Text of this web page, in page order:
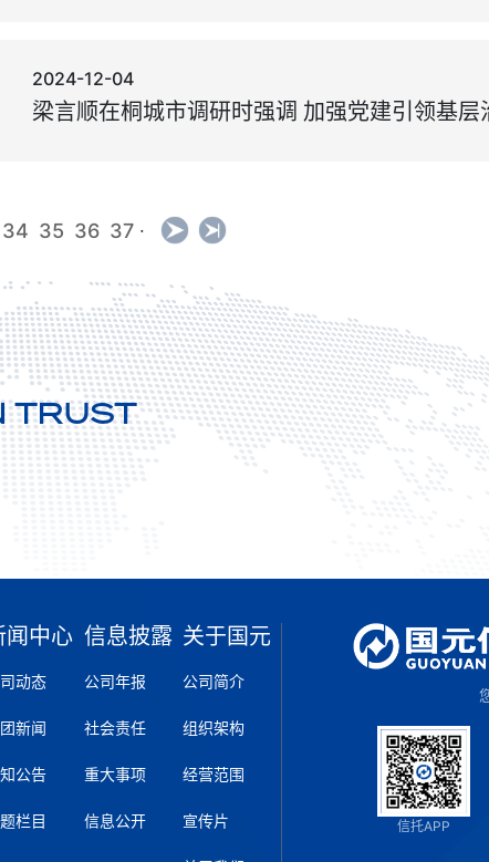
2024-12-04
34 35 36 37 ·
TRUST
闻中心
动态
新闻
公告
栏目
信息披露
公司年报
社会责任
重大事项
信息公开
关于国元
公司简介
组织架构
经营范围
宣传片 信托APP